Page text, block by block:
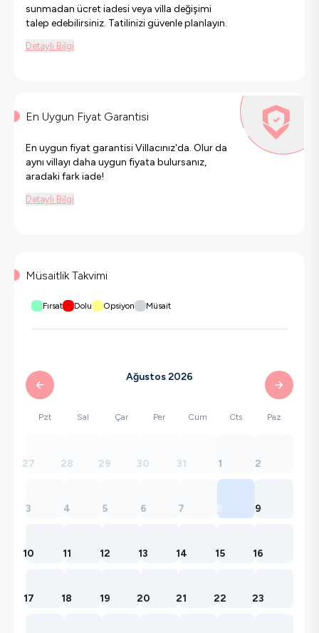
sunmadan ücret iadesi veya villa değişimi
talep edebilirsiniz. Tatilinizi güvenle planlayın.
Detaylı Bilgi
En Uygun Fiyat Garantisi
En uygun fiyat garantisi Villacınız'da. Olur da
aynı villayı daha uygun fiyata bulursanız,
aradaki fark iade!
Detaylı Bilgi
Müsaitlik Takvimi
Fırsat Dolu Opsiyon Müsait
Ağustos 2026
Pzt Sal Çar Per Cum Cts Paz
27 28 29 30 31 1 2
3 4 5 6 7 8 9
10 11 12 13 14 15 16
17 18 19 20 21 22 23